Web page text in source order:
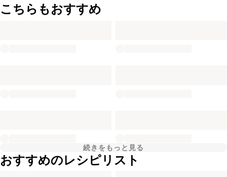
こちらもおすすめ
続きをもっと見る
おすすめのレシピリスト